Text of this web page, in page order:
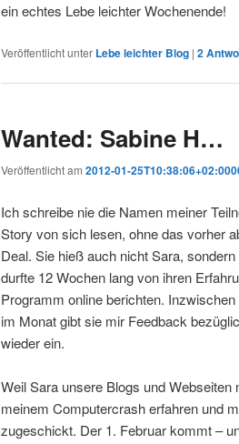
ein echtes Lebe leichter Wochenende!
Veröffentlicht unter Lebe leichter Blog | 2
Wanted: Sabine H…
Veröffentlicht am 2012-01-
Ich schreibe nie die Namen meiner
Story von sich lesen, ohne das vorher
Deal. Sie hieß auch nicht Sara,
durfte 12 Wochen lang von ihren
Programm online berichten.
im Monat gibt sie mir Feedback
wieder ein.
Weil Sara unsere Blogs und
meinem Computercrash erfahren und
zugeschickt. Der 1. Februar kommt –